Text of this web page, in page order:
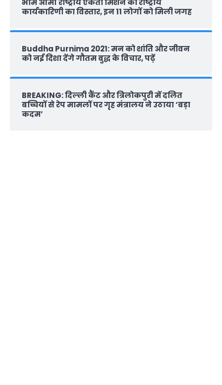
भीम आर्मी राष्‍ट्रीय एकता मिशन की राष्‍ट्रीय
कार्यकारिणी का विस्तार, इन 11 लोगों को मिली जगह
Buddha Purnima 2021: मन को शांति और जीवन
को नई दिशा देंगे गौतम बुद्ध के विचार, पढ़ें
BREAKING: दिल्‍ली कैंट और त्रिलोकपुरी में दलित
बच्चियों से रेप मामलों पर गृह मंत्रालय ने उठाया ‘बड़ा
कदम’